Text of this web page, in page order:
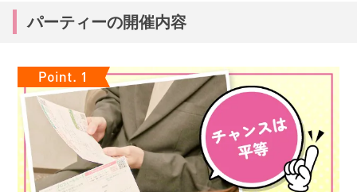
パーティーの開催内容